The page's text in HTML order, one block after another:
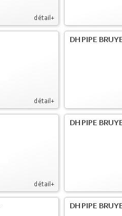
détail+
détail+
DH PIPE
détail+
DH PIPE
DH PIPE